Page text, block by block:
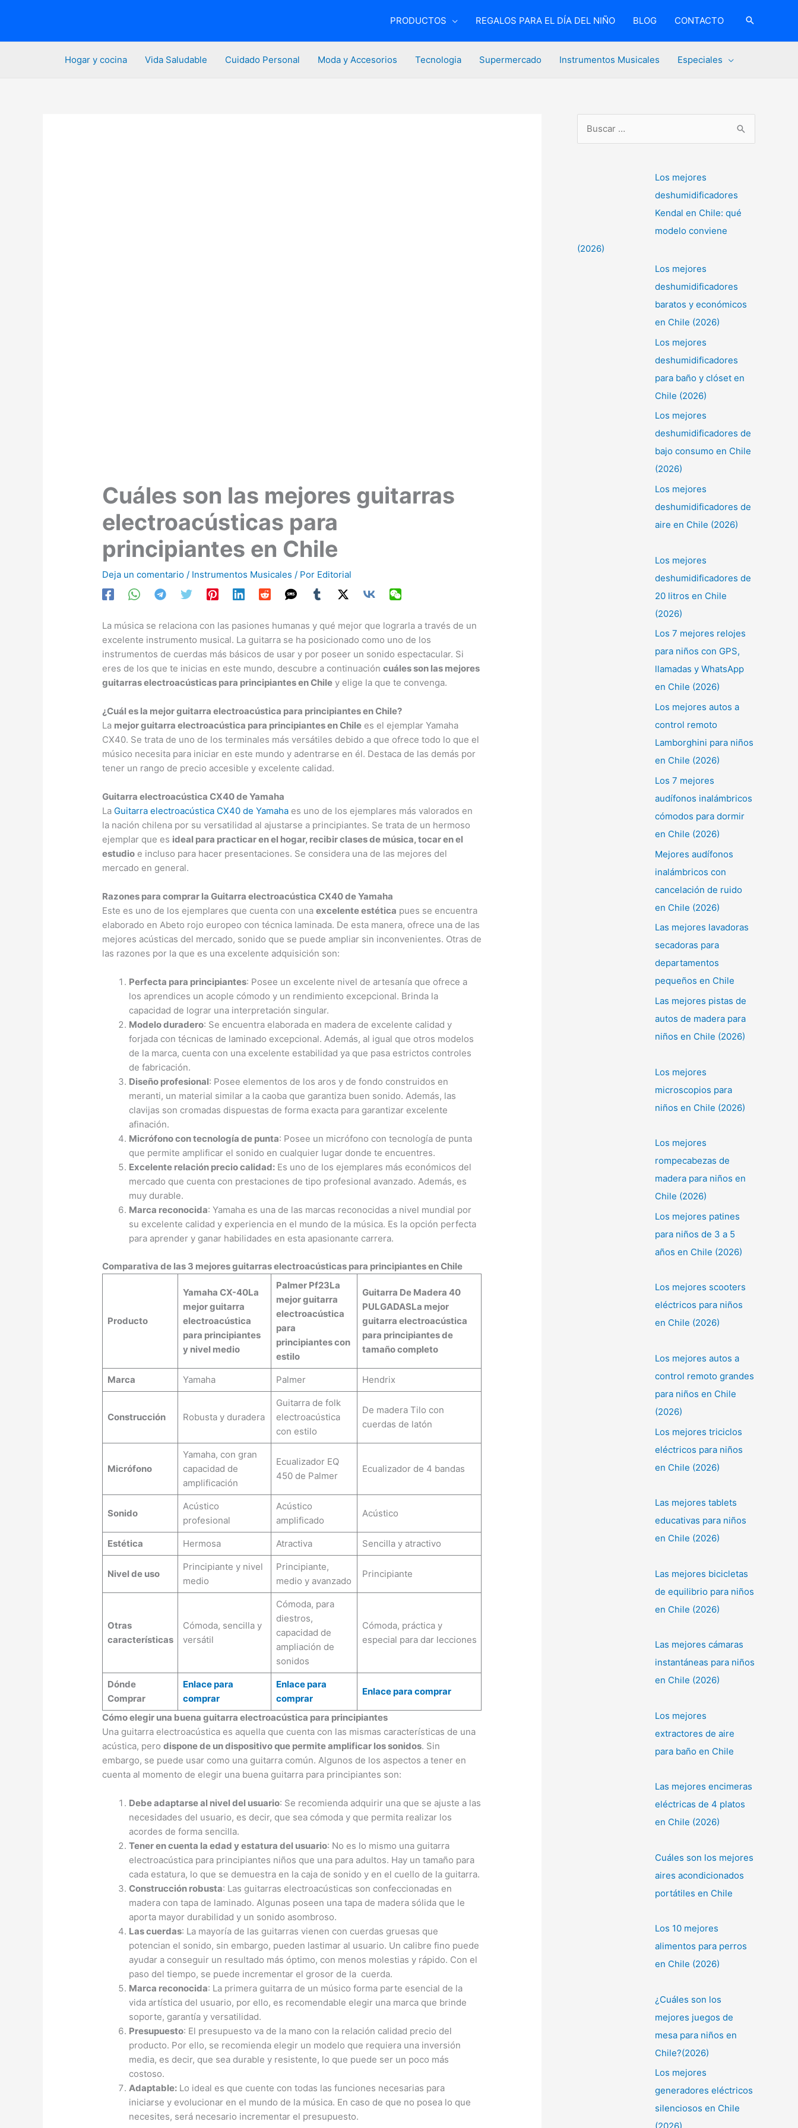
PRODUCTOS REGALOS PARA EL DÍA DEL NIÑO BLOG CONTACTO
Hogar y cocina Vida Saludable Cuidado Personal Moda y Accesorios Tecnologia Supermercado Instrumentos Musicales Especiales
Cuáles son las mejores guitarras
electroacústicas para
principiantes en Chile
Deja un comentario / Instrumentos Musicales / Por Editorial
La música se relaciona con las pasiones humanas y qué mejor que lograrla a través de un
excelente instrumento musical. La guitarra se ha posicionado como uno de los
instrumentos de cuerdas más básicos de usar y por poseer un sonido espectacular. Si
eres de los que te inicias en este mundo, descubre a continuacióncuáles son las mejores
guitarras electroacústicas para principiantes en Chile y elige la que te convenga.
¿Cuál es la mejor guitarra electroacústica para principiantes en Chile?
La mejor guitarra electroacústica para principiantes en Chile es el ejemplar Yamaha
CX40. Se trata de uno de los terminales más versátiles debido a que ofrece todo lo que el
músico necesita para iniciar en este mundo y adentrarse en él. Destaca de las demás por
tener un rango de precio accesible y excelente calidad.
Guitarra electroacústica CX40 de Yamaha
La Guitarra electroacústica CX40 de Yamaha es uno de los ejemplares más valorados en
la nación chilena por su versatilidad al ajustarse a principiantes. Se trata de un hermoso
ejemplar que es ideal para practicar en el hogar, recibir clases de música, tocar en el
estudio e incluso para hacer presentaciones. Se considera una de las mejores del
mercado en general.
Razones para comprar la Guitarra electroacústica CX40 de Yamaha
Este es uno de los ejemplares que cuenta con unaexcelente estética pues se encuentra
elaborado en Abeto rojo europeo con técnica laminada. De esta manera, ofrece una de las
mejores acústicas del mercado, sonido que se puede ampliar sin inconvenientes. Otras de
las razones por la que es una excelente adquisición son:
Perfecta para principiantes: Posee un excelente nivel de artesanía que ofrece a
los aprendices un acople cómodo y un rendimiento excepcional. Brinda la
capacidad de lograr una interpretación singular.
Modelo duradero: Se encuentra elaborada en madera de excelente calidad y
forjada con técnicas de laminado excepcional. Además, al igual que otros modelos
de la marca, cuenta con una excelente estabilidad ya que pasa estrictos controles
de fabricación.
Diseño profesional: Posee elementos de los aros y de fondo construidos en
meranti, un material similar a la caoba que garantiza buen sonido. Además, las
clavijas son cromadas dispuestas de forma exacta para garantizar excelente
afinación.
Micrófono con tecnología de punta: Posee un micrófono con tecnología de punta
que permite amplificar el sonido en cualquier lugar donde te encuentres.
Excelente relación precio calidad: Es uno de los ejemplares más económicos del
mercado que cuenta con prestaciones de tipo profesional avanzado. Además, es
muy durable.
Marca reconocida: Yamaha es una de las marcas reconocidas a nivel mundial por
su excelente calidad y experiencia en el mundo de la música. Es la opción perfecta
para aprender y ganar habilidades en esta apasionante carrera.
Comparativa de las 3 mejores guitarras electroacústicas para principiantes en Chile
Producto
Yamaha CX-40La
mejor guitarra
electroacústica
para principiantes
y nivel medio
Palmer Pf23La
mejor guitarra
electroacústica
para
principiantes con
estilo
Guitarra De Madera 40
PULGADASLa mejor
guitarra electroacústica
para principiantes de
tamaño completo
Marca Yamaha Palmer Hendrix
Construcción Robusta y duradera
Guitarra de folk
electroacústica
con estilo
De madera Tilo con
cuerdas de latón
Micrófono
Yamaha, con gran
capacidad de
amplificación
Ecualizador EQ
450 de Palmer
Ecualizador de 4 bandas
Sonido
Acústico
profesional
Acústico
amplificado
Acústico
Estética Hermosa Atractiva Sencilla y atractivo
Nivel de uso
Principiante y nivel
medio
Principiante,
medio y avanzado
Principiante
Otras
características
Cómoda, sencilla y
versátil
Cómoda, para
diestros,
capacidad de
ampliación de
sonidos
Cómoda, práctica y
especial para dar lecciones
Dónde
Comprar
Enlace para
comprar
Enlace para
comprar
Enlace para comprar
Cómo elegir una buena guitarra electroacústica para principiantes
Una guitarra electroacústica es aquella que cuenta con las mismas características de una
acústica, perodispone de un dispositivo que permite amplificar los sonidos. Sin
embargo, se puede usar como una guitarra común. Algunos de los aspectos a tener en
cuenta al momento de elegir una buena guitarra para principiantes son:
Debe adaptarse al nivel del usuario: Se recomienda adquirir una que se ajuste a las
necesidades del usuario, es decir, que sea cómoda y que permita realizar los
acordes de forma sencilla.
Tener en cuenta la edad y estatura del usuario: No es lo mismo una guitarra
electroacústica para principiantes niños que una para adultos. Hay un tamaño para
cada estatura, lo que se demuestra en la caja de sonido y en el cuello de la guitarra.
Construcción robusta: Las guitarras electroacústicas son confeccionadas en
madera con tapa de laminado. Algunas poseen una tapa de madera sólida que le
aporta mayor durabilidad y un sonido asombroso.
Las cuerdas: La mayoría de las guitarras vienen con cuerdas gruesas que
potencian el sonido, sin embargo, pueden lastimar al usuario. Un calibre fino puede
ayudar a conseguir un resultado más óptimo, con menos molestias y rápido. Con el
paso del tiempo, se puede incrementar el grosor de la cuerda.
Marca reconocida: La primera guitarra de un músico forma parte esencial de la
vida artística del usuario, por ello, es recomendable elegir una marca que brinde
soporte, garantía y versatilidad.
Presupuesto: El presupuesto va de la mano con la relación calidad precio del
producto. Por ello, se recomienda elegir un modelo que requiera una inversión
media, es decir, que sea durable y resistente, lo que puede ser un poco más
costoso.
Adaptable: Lo ideal es que cuente con todas las funciones necesarias para
iniciarse y evolucionar en el mundo de la música. En caso de que no posea lo que
necesites, será necesario incrementar el presupuesto.
o
Los mejores
deshumidificadores
Kendal en Chile: qué
modelo conviene
(2026)
Los mejores
deshumidificadores
baratos y económicos
en Chile (2026)
Los mejores
deshumidificadores
para baño y clóset en
Chile (2026)
Los mejores
deshumidificadores de
bajo consumo en Chile
(2026)
Los mejores
deshumidificadores de
aire en Chile (2026)
Los mejores
deshumidificadores de
20 litros en Chile
(2026)
Los 7 mejores relojes
para niños con GPS,
llamadas y WhatsApp
en Chile (2026)
Los mejores autos a
control remoto
Lamborghini para niños
en Chile (2026)
Los 7 mejores
audífonos inalámbricos
cómodos para dormir
en Chile (2026)
Mejores audífonos
inalámbricos con
cancelación de ruido
en Chile (2026)
Las mejores lavadoras
secadoras para
departamentos
pequeños en Chile
Las mejores pistas de
autos de madera para
niños en Chile (2026)
Los mejores
microscopios para
niños en Chile (2026)
Los mejores
rompecabezas de
madera para niños en
Chile (2026)
Los mejores patines
para niños de 3 a 5
años en Chile (2026)
Los mejores scooters
eléctricos para niños
en Chile (2026)
Los mejores autos a
control remoto grandes
para niños en Chile
(2026)
Los mejores triciclos
eléctricos para niños
en Chile (2026)
Las mejores tablets
educativas para niños
en Chile (2026)
Las mejores bicicletas
de equilibrio para niños
en Chile (2026)
Las mejores cámaras
instantáneas para niños
en Chile (2026)
Los mejores
extractores de aire
para baño en Chile
Las mejores encimeras
eléctricas de 4 platos
en Chile (2026)
Cuáles son los mejores
aires acondicionados
portátiles en Chile
Los 10 mejores
alimentos para perros
en Chile (2026)
¿Cuáles son los
mejores juegos de
mesa para niños en
Chile?(2026)
Los mejores
generadores eléctricos
silenciosos en Chile